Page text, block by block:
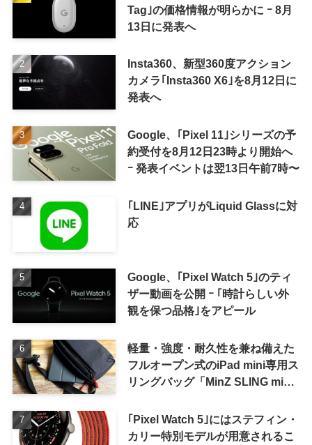
Tag｣の価格情報が明らかに ｰ 8月
13日に発表へ
Insta360、新型360度アクション
カメラ｢Insta360 X6｣を8月12日に
発表へ
Google、｢Pixel 11｣シリーズの予
約受付を8月12日23時より開始へ
ｰ 発表イベントは翌13日午前7時〜
｢LINE｣アプリがLiquid Glassに対
応
Google、｢Pixel Watch 5｣のティ
ザー動画を公開 ｰ ｢時計らしい外
観を保つ品格｣をアピール
軽量・強度・耐久性を兼ね備えた
フルオープン式のiPad mini専用ス
リングバッグ「MinZ SLING mini
｢Pixel Watch 5｣にはステフィン・
カリー特別モデルが用意されるこ